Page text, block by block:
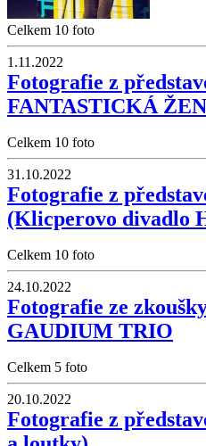
Celkem 10 foto
1.11.2022
Fotografie z
FANTASTICKÁ
Celkem 10 foto
31.10.2022
Fotografie z
(Klicperovo divadlo
Celkem 10 foto
24.10.2022
Fotografie ze
GAUDIUM TRIO
Celkem 5 foto
20.10.2022
Fotografie z